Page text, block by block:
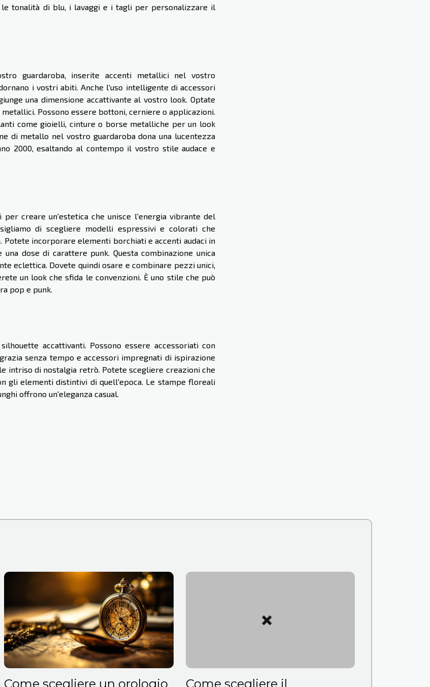
tonalità di blu, i lavaggi e i tagli per personalizzare il
guardaroba, inserite accenti metallici nel vostro
i vostri abiti. Anche l'uso intelligente di accessori
una dimensione accattivante al vostro look. Optate
Possono essere bottoni, cerniere o applicazioni.
come gioielli, cinture o borse metalliche per un look
di metallo nel vostro guardaroba dona una lucentezza
2000, esaltando al contempo il vostro stile audace e
creare un'estetica che unisce l'energia vibrante del
di scegliere modelli espressivi e colorati che
incorporare elementi borchiati e accenti audaci in
dose di carattere punk. Questa combinazione unica
eclettica. Dovete quindi osare e combinare pezzi unici,
un look che sfida le convenzioni. È uno stile che può
pop e punk.
accattivanti. Possono essere accessoriati con
senza tempo e accessori impregnati di ispirazione
intriso di nostalgia retrò. Potete scegliere creazioni che
gli elementi distintivi di quell'epoca. Le stampe floreali
offrono un'eleganza casual.
Come scegliere un orologio Come scegliere il